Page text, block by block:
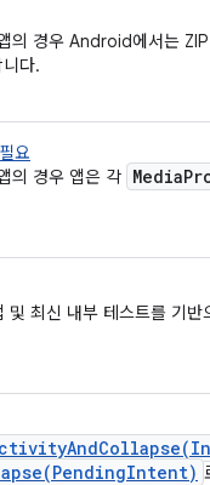
경우 Android에서는
다.
요
의 경우 앱은 각 Media
최신 내부 테스트를 기반